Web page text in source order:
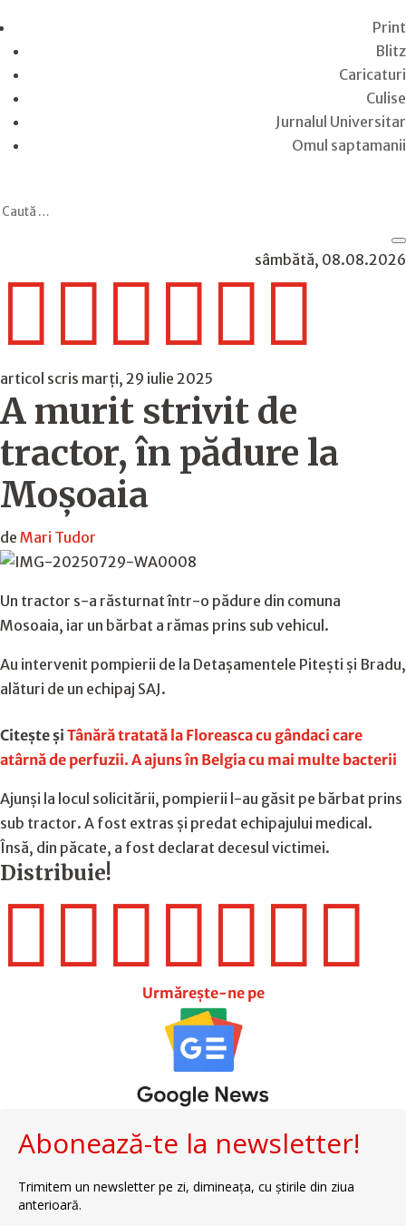
Print
Blitz
Caricaturi
Culise
Jurnalul Universitar
Omul saptamanii
sâmbătă, 08.08.2026

articol scris marți, 29 iulie 2025
A murit strivit de
tractor, în pădure la
Moșoaia
de Mari Tudor
Un tractor s-a răsturnat într-o pădure din comuna
Mosoaia, iar un bărbat a rămas prins sub vehicul.
Au intervenit pompierii de la Detașamentele Pitești și Bradu,
alături de un echipaj SAJ.
Citește și Tânără tratată la Floreasca cu gândaci care
atârnă de perfuzii. A ajuns în Belgia cu mai multe bacterii
Ajunși la locul solicitării, pompierii l-au găsit pe bărbat prins
sub tractor. A fost extras și predat echipajului medical.
Însă, din păcate, a fost declarat decesul victimei.
Distribuie!

Urmărește-ne pe
Abonează-te la newsletter!
Trimitem un newsletter pe zi, dimineața, cu știrile din ziua
anterioară.